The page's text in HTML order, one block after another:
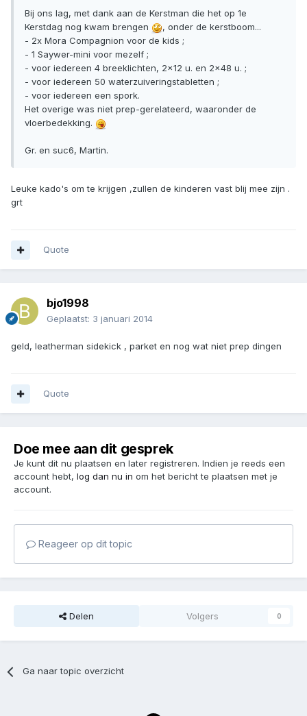
Bij ons lag, met dank aan de Kerstman die het op 1e
Kerstdag nog kwam brengen
, onder de kerstboom...
- 2x Mora Compagnion voor de kids ;
- 1 Saywer-mini voor mezelf ;
- voor iedereen 4 breeklichten, 2x12 u. en 2x48 u. ;
- voor iedereen 50 waterzuiveringstabletten ;
- voor iedereen een spork.
Het overige was niet prep-gerelateerd, waaronder de
vloerbedekking.
Gr. en suc6, Martin.
Leuke kado's om te krijgen ,zullen de kinderen vast blij mee zijn .
grt
Quote
bjo1998
Geplaatst: 3 januari 2014
geld, leatherman sidekick , parket en nog wat niet prep dingen
Quote
Doe mee aan dit gesprek
Je kunt dit nu plaatsen en later registreren. Indien je reeds een
account hebt, log dan nu in om het bericht te plaatsen met je
account.
Reageer op dit topic
Delen Volgers 0
Ga naar topic overzicht